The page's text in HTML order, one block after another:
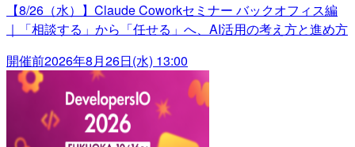
【8/26（水）】Claude Coworkセミナー バックオフィス編
｜「相談する」から「任せる」へ、AI活用の考え方と進め方
開催前2026年8月26日(水) 13:00